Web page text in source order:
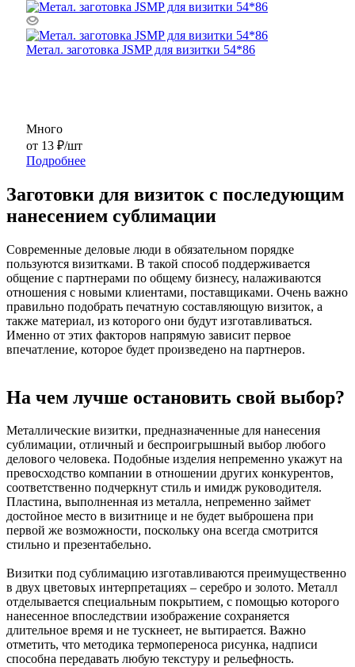
Метал. заготовка JSMP для визитки 54*86
Много
от 13 ₽/шт
Подробнее
Заготовки для визиток с последующим
нанесением сублимации
Современные деловые люди в обязательном порядке
пользуются визитками. В такой способ поддерживается
общение с партнерами по общему бизнесу, налаживаются
отношения с новыми клиентами, поставщиками. Очень важно
правильно подобрать печатную составляющую визиток, а
также материал, из которого они будут изготавливаться.
Именно от этих факторов напрямую зависит первое
впечатление, которое будет произведено на партнеров.
На чем лучше остановить свой выбор?
Металлические визитки, предназначенные для нанесения
сублимации, отличный и беспроигрышный выбор любого
делового человека. Подобные изделия непременно укажут на
превосходство компании в отношении других конкурентов,
соответственно подчеркнут стиль и имидж руководителя.
Пластина, выполненная из металла, непременно займет
достойное место в визитнице и не будет выброшена при
первой же возможности, поскольку она всегда смотрится
стильно и презентабельно.
Визитки под сублимацию изготавливаются преимущественно
в двух цветовых интерпретациях – серебро и золото. Металл
отделывается специальным покрытием, с помощью которого
нанесенное впоследствии изображение сохраняется
длительное время и не тускнеет, не вытирается. Важно
отметить, что методика термопереноса рисунка, надписи
способна передавать любую текстуру и рельефность.